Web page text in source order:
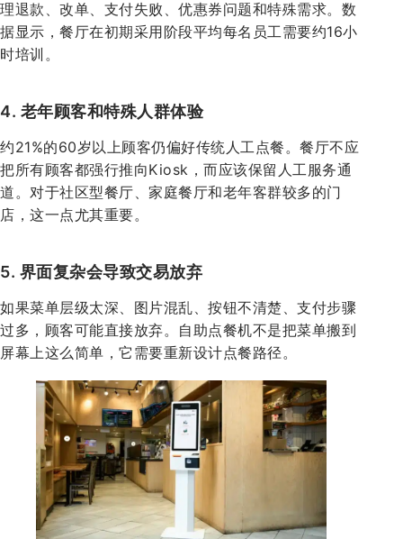
理退款、改单、支付失败、优惠券问题和特殊需求。数
据显示，餐厅在初期采用阶段平均每名员工需要约16小
时培训。
4. 老年顾客和特殊人群体验
约21%的60岁以上顾客仍偏好传统人工点餐。餐厅不应
把所有顾客都强行推向Kiosk，而应该保留人工服务通
道。对于社区型餐厅、家庭餐厅和老年客群较多的门
店，这一点尤其重要。
5. 界面复杂会导致交易放弃
如果菜单层级太深、图片混乱、按钮不清楚、支付步骤
过多，顾客可能直接放弃。自助点餐机不是把菜单搬到
屏幕上这么简单，它需要重新设计点餐路径。